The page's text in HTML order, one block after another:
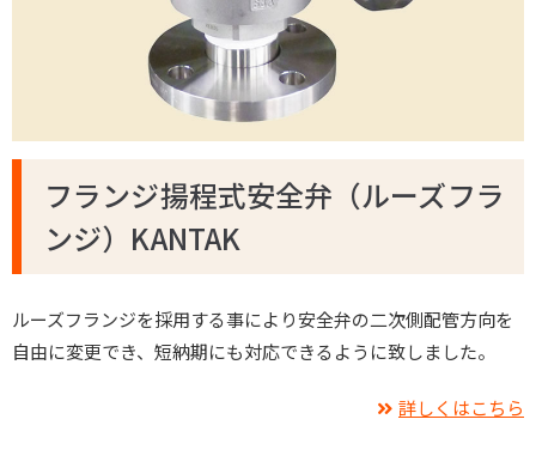
フランジ揚程式安全弁（ルーズフラ
ンジ）KANTAK
ルーズフランジを採用する事により安全弁の二次側配管方向を
自由に変更でき、短納期にも対応できるように致しました。
詳しくはこちら